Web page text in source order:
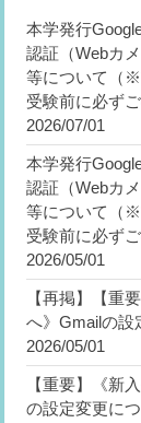
本学発行
認証（Webカ
等について（
受験前に必ず
2026/07/01
本学発行
認証（Webカ
等について（
受験前に必ず
2026/05/01
【再掲】【重
へ》Gmailの設
2026/05/01
【重要】《新
の設定変更に